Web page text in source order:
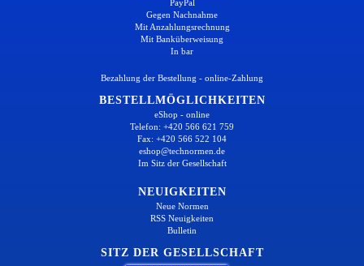
PayPal
Gegen Nachnahme
Mit Anzahlungsrechnung
Mit Banküberweisung
In bar
Bezahlung der Bestellung - online-Zahlung
BESTELLMÖGLICHKEITEN
eShop - online
Telefon: +420 566 621 759
Fax: +420 566 522 104
eshop@technormen.de
Im Sitz der Gesellschaft
NEUIGKEITEN
Neue Normen
RSS Neuigkeiten
Bulletin
SITZ DER GESELLSCHAFT